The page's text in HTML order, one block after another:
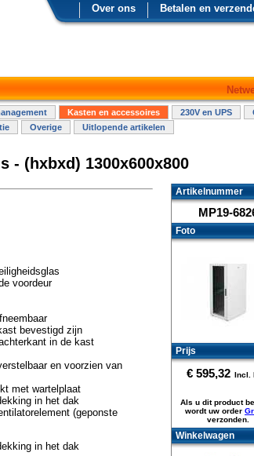
Betalen en
Over ons
Kasten en accessoires 230V en UPS
Overige Uitlopende artikelen
- (hxbxd) 1300x600x800
Artikelnummer
MP19-
Foto
Prijs
€ 595,32 Incl.
Als u dit product
wordt uw order
verzonden.
Winkelwagen
voordeur
bevestigd zijn
in de kast
en voorzien van
met wartelplaat
in het dak
(geponste
in het dak